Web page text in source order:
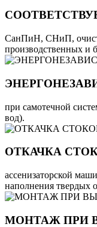
СанПиН, СНиП,
производственных и
при самотечной
вод).
ОТКАЧКА
ассенизаторской
наполнения твердых
МОНТАЖ ПРИ